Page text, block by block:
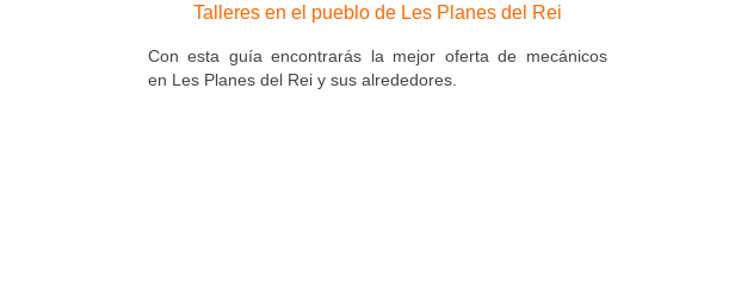
Talleres en el pueblo de Les Planes del Rei
Con esta guía encontrarás la mejor oferta de mecánicos
en Les Planes del Rei y sus alrededores.